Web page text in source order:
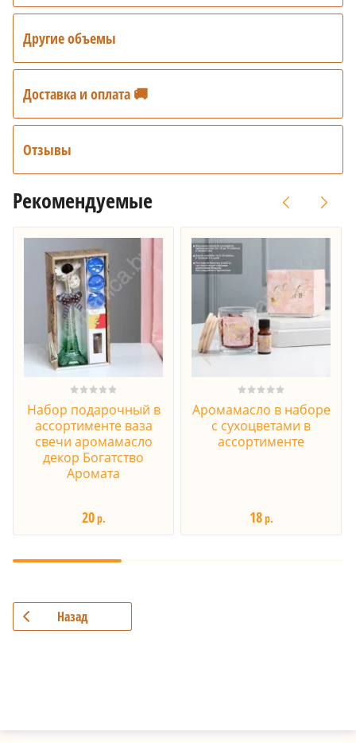
Другие объемы
Доставка и оплата 🚚
Отзывы
Рекомендуемые
Набор подарочный в
ассортименте ваза
свечи аромамасло
декор Богатство
Аромата
20р.
Аромамасло в наборе
с сухоцветами в
ассортименте
18р.
Назад